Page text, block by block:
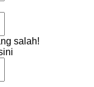
salah!